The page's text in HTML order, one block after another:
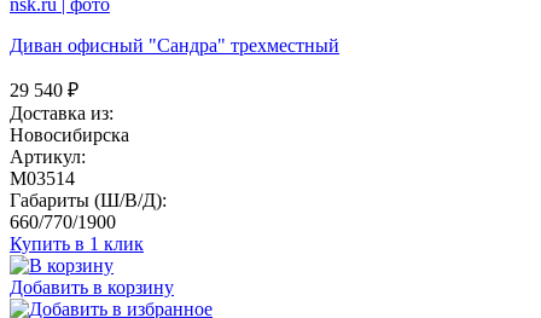
Диван офисный "Сандра" трехместный
29 540 ₽
Доставка из:
Новосибирска
Артикул:
M03514
Габариты (Ш/В/Д):
660/770/1900
Купить в 1 клик
Добавить в корзину